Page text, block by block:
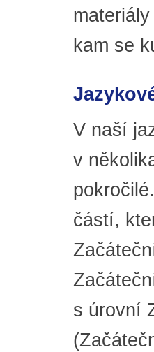
kam se
V naší
v
částí,
s úrovní